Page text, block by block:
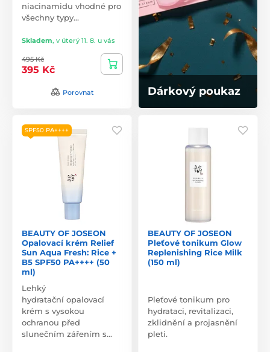
niacinamidu vhodné pro
všechny typy…
Skladem, v úterý 11. 8. u vás
495 Kč
395 Kč
Porovnat Dárkový poukaz
SPF50 PA++++
BEAUTY OF JOSEON
Opalovací krém Relief
Sun Aqua Fresh: Rice +
B5 SPF50 PA++++ (50
ml)
Lehký
hydratační opalovací
krém s vysokou
ochranou před
slunečním zářením s…
BEAUTY OF JOSEON
Pleťové tonikum Glow
Replenishing Rice Milk
(150 ml)
Pleťové tonikum pro
hydrataci, revitalizaci,
zklidnění a projasnění
pleti.